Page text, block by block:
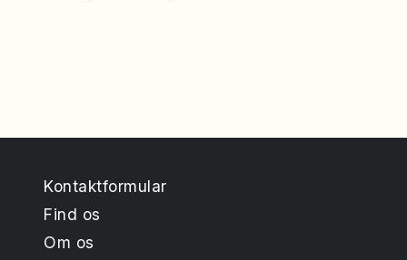
Kontaktformular
Find os
Om os